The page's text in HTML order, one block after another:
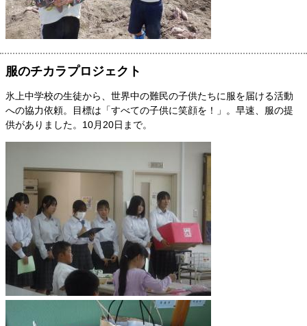
服のチカラプロジェクト
氷上中学校の生徒から、世界中の難民の子供たちに服を届ける活動
への協力依頼。目標は「すべての子供に笑顔を！」。早速、服の提
供がありました。10月20日まで。